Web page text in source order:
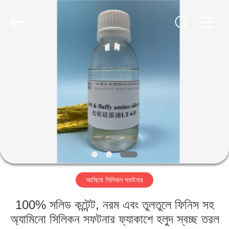
কারখানা
মান
আমিনো সিলিকন সফটনার
100% সলিড কন্টেন্ট, নরম এবং তুলতুলে ফিনিস সহ
অ্যামিনো সিলিকন সফটনার ফ্যাকাশে হলুদ স্বচ্ছ তরল